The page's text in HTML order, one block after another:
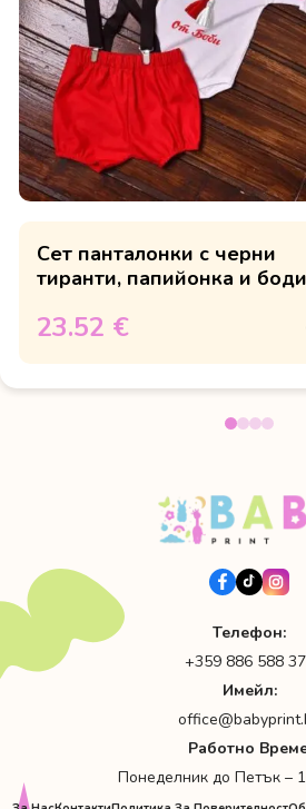
Сет панталонки с черни
тиранти, папийонка и боди
23.52 €
Телефон:
+359 886 588
Имейл:
Работно
Понеделник до Петък –